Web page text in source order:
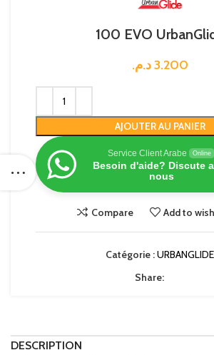
100 EVO
3.200د.م.
AJOUTER AU PANIER
Service Client Arabe Online
Besoin d'aide? Discute
nous
Compare Add to
Catégorie :URBANGLIDE
Share:
DESCRIPTION